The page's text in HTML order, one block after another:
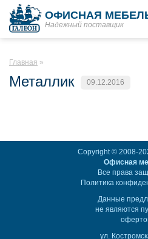
ОФИСНАЯ
Надежный поставщик
Главная
Металлик 09.12.2016
Copyright © 2008-
Офисная
Все права
Политика
Данные
не являются
ул.